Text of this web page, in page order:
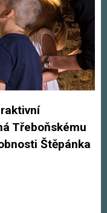
Třeboňskému
Štěpánka